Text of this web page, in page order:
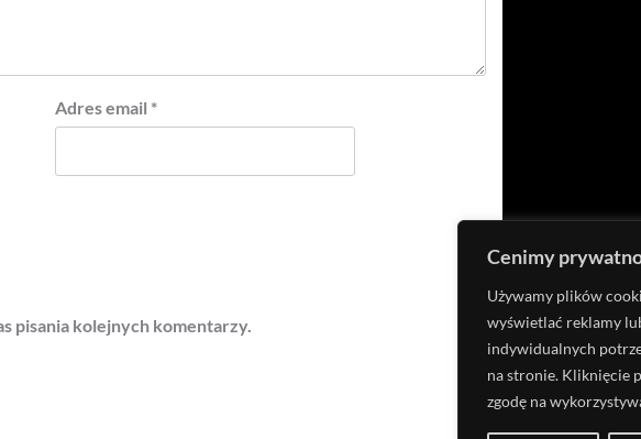
Cenimy
Używamy plików
wyświetlać reklamy
indywidualnych
na stronie. Kliknięcie
zgodę na
Adres email *
pisania kolejnych komentarzy.